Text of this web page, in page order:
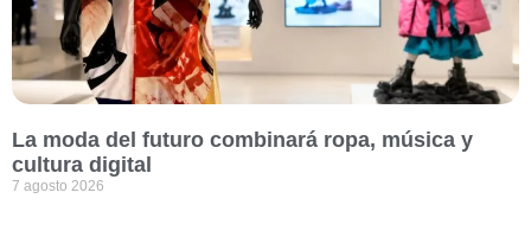
La moda del futuro combinará ropa, música y
cultura digital
7 agosto 2026